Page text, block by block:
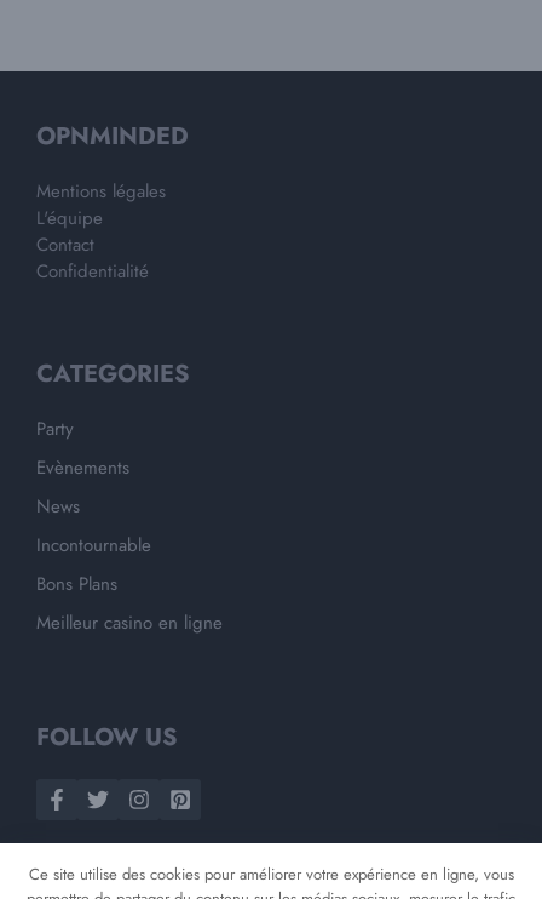
OPNMINDED
Mentions légales
L'équipe
Contact
Confidentialité
CATEGORIES
Party
Evènements
News
Incontournable
Bons Plans
Meilleur casino en ligne
FOLLOW US
Ce site utilise des cookies pour améliorer votre expérience en ligne, vous